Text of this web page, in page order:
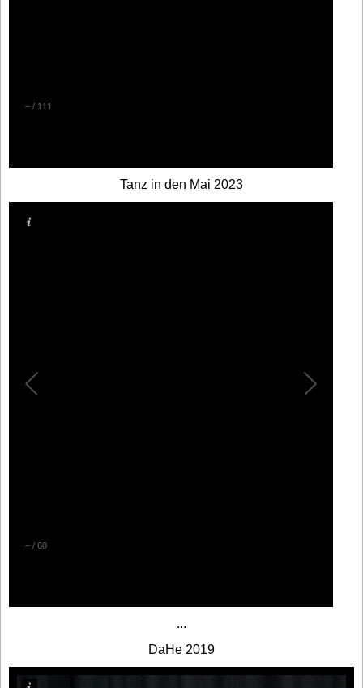
– / 111
Tanz in den Mai 2023
– / 60
...
DaHe 2019